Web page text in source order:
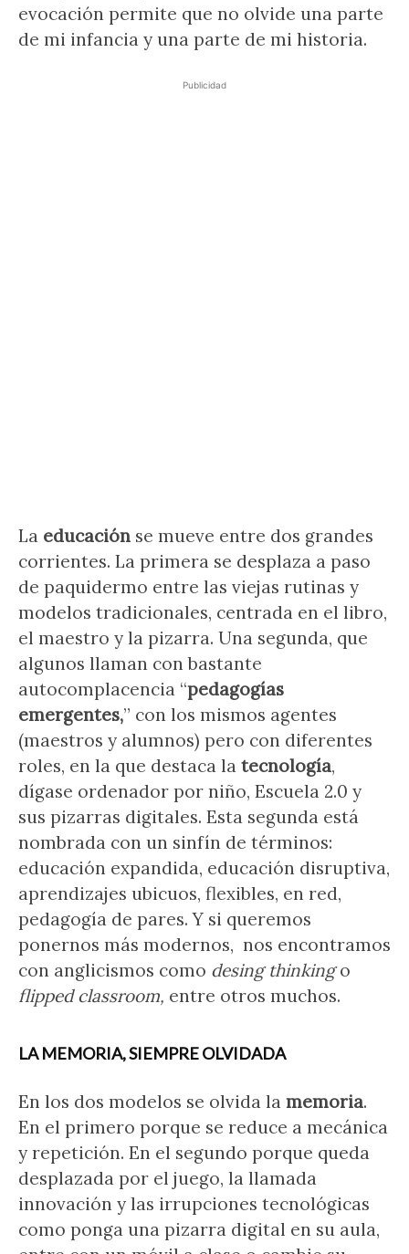
evocación permite que no olvide una parte
de mi infancia y una parte de mi historia.
Publicidad
La educación se mueve entre dos grandes
corrientes. La primera se desplaza a paso
de paquidermo entre las viejas rutinas y
modelos tradicionales, centrada en el libro,
el maestro y la pizarra. Una segunda, que
algunos llaman con bastante
autocomplacencia “pedagogías
emergentes,” con los mismos agentes
(maestros y alumnos) pero con diferentes
roles, en la que destaca la tecnología,
dígase ordenador por niño, Escuela 2.0 y
sus pizarras digitales. Esta segunda está
nombrada con un sinfín de términos:
educación expandida, educación disruptiva,
aprendizajes ubicuos, flexibles, en red,
pedagogía de pares. Y si queremos
ponernos más modernos, nos encontramos
con anglicismos como desing thinkingo
flipped classroom, entre otros muchos.
LA MEMORIA, SIEMPRE OLVIDADA
En los dos modelos se olvida la memoria.
En el primero porque se reduce a mecánica
y repetición. En el segundo porque queda
desplazada por el juego, la llamada
innovación y las irrupciones tecnológicas
como ponga una pizarra digital en su aula,